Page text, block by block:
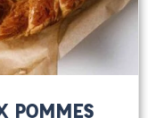
POMMES